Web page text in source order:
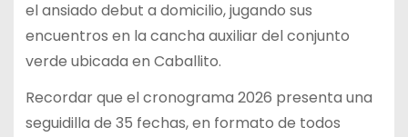
el ansiado debut a domicilio, jugando sus
encuentros en la cancha auxiliar del conjunto
verde ubicada en Caballito.
Recordar que el cronograma 2026 presenta una
seguidilla de 35 fechas, en formato de todos